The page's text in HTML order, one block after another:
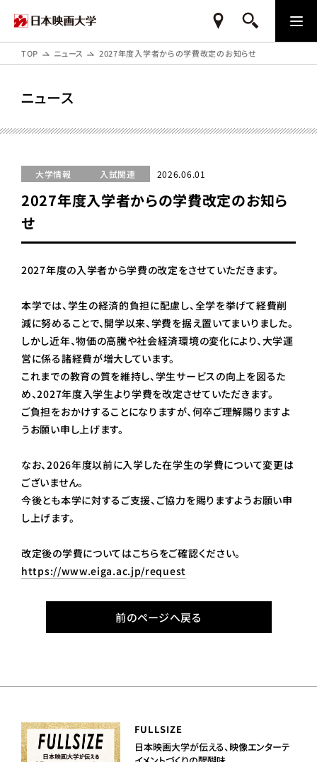
TOP ニュース 2027年度入学者からの学費改定のお知らせ
ニュース
大学情報 入試関連 2026.06.01
2027年度入学者からの学費改定のお知ら
せ
2027年度の入学者から学費の改定をさせていただきます。
本学では、学生の経済的負担に配慮し、全学を挙げて経費削
減に努めることで、開学以来、学費を据え置いてまいりました。
しかし近年、物価の高騰や社会経済環境の変化により、大学運
営に係る諸経費が増大しています。
これまでの教育の質を維持し、学生サービスの向上を図るた
め、2027年度入学生より学費を改定させていただきます。
ご負担をおかけすることになりますが、何卒ご理解賜りますよ
うお願い申し上げます。
なお、2026年度以前に入学した在学生の学費について変更は
ございません。
今後とも本学に対するご支援、ご協力を賜りますようお願い申
し上げます。
改定後の学費についてはこちらをご確認ください。
https://www.eiga.ac.jp/request
前のページへ戻る
FULLSIZE
日本映画大学が伝える、映像エンターテ